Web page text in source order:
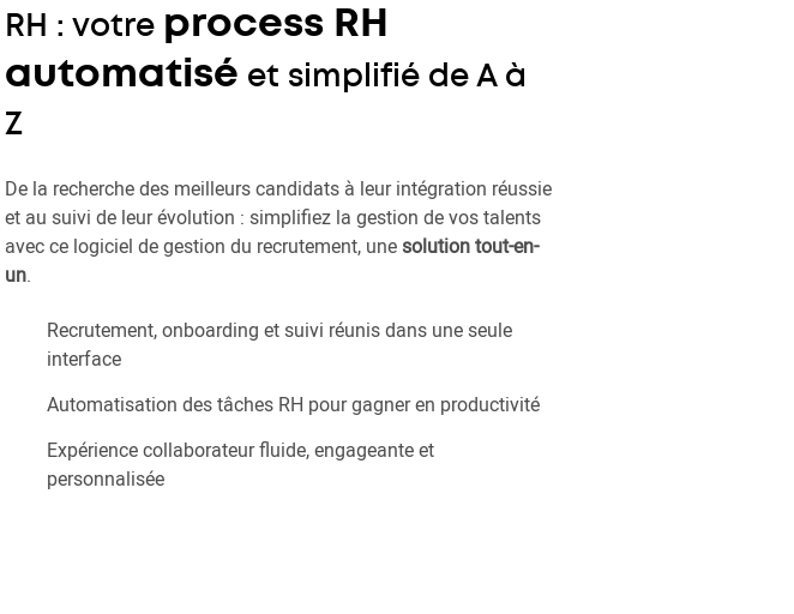
RH : votre process RH
automatisé et simplifié de A à
Z
De la recherche des meilleurs candidats à leur intégration réussie
et au suivi de leur évolution : simplifiez la gestion de vos talents
avec ce logiciel de gestion du recrutement, une solution tout-en-
un.
Recrutement, onboarding et suivi réunis dans une seule
interface
Automatisation des tâches RH pour gagner en productivité
Expérience collaborateur fluide, engageante et
personnalisée